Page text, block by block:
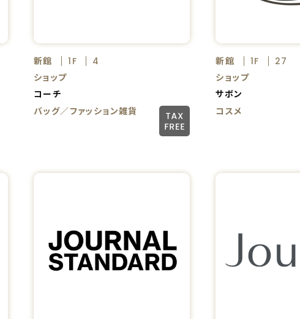
新館 1F
4
ショップ
コーチ
バッグ／ファッション雑貨
新館 1F
27
ショップ
サボン
コスメ